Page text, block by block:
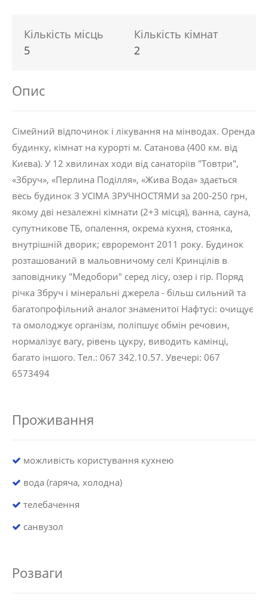
Кількість місць
5
Кількість кімнат
2
Опис
Сімейний відпочинок і лікування на мінводах. Оренда
будинку, кімнат на курорті м. Сатанова (400 км. від
Києва). У 12 хвилинах ходи від санаторіїв "Товтри",
«Збруч», «Перлина Поділля», «Жива Вода» здається
весь будинок З УСІМА ЗРУЧНОСТЯМИ за 200-250 грн,
якому дві незалежні кімнати (2+3 місця), ванна, сауна,
супутникове ТБ, опалення, окрема кухня, стоянка,
внутрішній дворик; євроремонт 2011 року. Будинок
розташований в мальовничому селі Кринцілів в
заповіднику "Медобори" серед лісу, озер і гір. Поряд
річка Збруч і мінеральні джерела - більш сильний та
багатопрофільний аналог знаменитої Нафтусі: очищує
та омолоджує організм, поліпшує обмін речовин,
нормалізує вагу, рівень цукру, виводить камінці,
багато іншого. Тел.: 067 342.10.57. Увечері: 067
6573494
Проживання
можливість користування кухнею
вода (гаряча, холодна)
телебачення
санвузол
Розваги